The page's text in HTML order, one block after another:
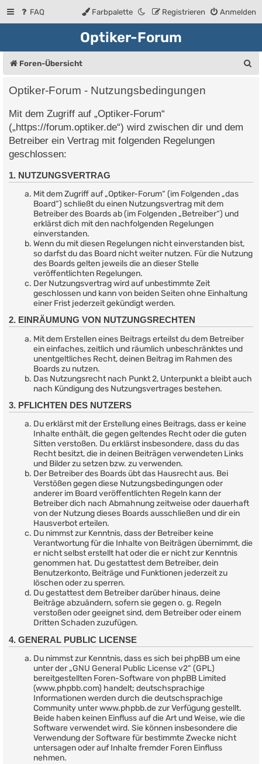
FAQ Anmelden
Registrieren
Farbpalette
Optiker-Forum
Foren-Übersicht
Optiker-Forum - Nutzungsbedingungen
Mit dem Zugriff auf „Optiker-Forum“
(„https://forum.optiker.de“) wird zwischen dir und dem
Betreiber ein Vertrag mit folgenden Regelungen
geschlossen:
1. NUTZUNGSVERTRAG
Mit dem Zugriff auf „Optiker-Forum“ (im Folgenden „das
Board“) schließt du einen Nutzungsvertrag mit dem
Betreiber des Boards ab (im Folgenden „Betreiber“) und
erklärst dich mit den nachfolgenden Regelungen
einverstanden.
Wenn du mit diesen Regelungen nicht einverstanden bist,
so darfst du das Board nicht weiter nutzen. Für die Nutzung
des Boards gelten jeweils die an dieser Stelle
veröffentlichten Regelungen.
Der Nutzungsvertrag wird auf unbestimmte Zeit
geschlossen und kann von beiden Seiten ohne Einhaltung
einer Frist jederzeit gekündigt werden.
2. EINRÄUMUNG VON NUTZUNGSRECHTEN
Mit dem Erstellen eines Beitrags erteilst du dem Betreiber
ein einfaches, zeitlich und räumlich unbeschränktes und
unentgeltliches Recht, deinen Beitrag im Rahmen des
Boards zu nutzen.
Das Nutzungsrecht nach Punkt 2, Unterpunkt a bleibt auch
nach Kündigung des Nutzungsvertrages bestehen.
3. PFLICHTEN DES NUTZERS
Du erklärst mit der Erstellung eines Beitrags, dass er keine
Inhalte enthält, die gegen geltendes Recht oder die guten
Sitten verstoßen. Du erklärst insbesondere, dass du das
Recht besitzt, die in deinen Beiträgen verwendeten Links
und Bilder zu setzen bzw. zu verwenden.
Der Betreiber des Boards übt das Hausrecht aus. Bei
Verstößen gegen diese Nutzungsbedingungen oder
anderer im Board veröffentlichten Regeln kann der
Betreiber dich nach Abmahnung zeitweise oder dauerhaft
von der Nutzung dieses Boards ausschließen und dir ein
Hausverbot erteilen.
Du nimmst zur Kenntnis, dass der Betreiber keine
Verantwortung für die Inhalte von Beiträgen übernimmt, die
er nicht selbst erstellt hat oder die er nicht zur Kenntnis
genommen hat. Du gestattest dem Betreiber, dein
Benutzerkonto, Beiträge und Funktionen jederzeit zu
löschen oder zu sperren.
Du gestattest dem Betreiber darüber hinaus, deine
Beiträge abzuändern, sofern sie gegen o. g. Regeln
verstoßen oder geeignet sind, dem Betreiber oder einem
Dritten Schaden zuzufügen.
4. GENERAL PUBLIC LICENSE
Du nimmst zur Kenntnis, dass es sich bei phpBB um eine
unter der „GNU General Public License v2“ (GPL)
bereitgestellten Foren-Software von phpBB Limited
(www.phpbb.com) handelt; deutschsprachige
Informationen werden durch die deutschsprachige
Community unter www.phpbb.de zur Verfügung gestellt.
Beide haben keinen Einfluss auf die Art und Weise, wie die
Software verwendet wird. Sie können insbesondere die
Verwendung der Software für bestimmte Zwecke nicht
untersagen oder auf Inhalte fremder Foren Einfluss
nehmen.